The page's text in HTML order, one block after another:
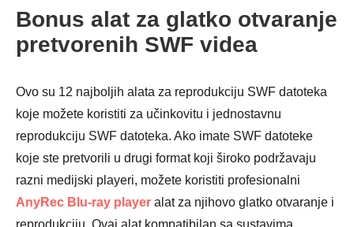
Bonus alat za glatko otvaranje
pretvorenih SWF videa
Ovo su 12 najboljih alata za reprodukciju SWF datoteka
koje možete koristiti za učinkovitu i jednostavnu
reprodukciju SWF datoteka. Ako imate SWF datoteke
koje ste pretvorili u drugi format koji široko podržavaju
razni medijski playeri, možete koristiti profesionalni
AnyRec Blu-ray player alat za njihovo glatko otvaranje i
reprodukciju. Ovaj alat kompatibilan sa sustavima